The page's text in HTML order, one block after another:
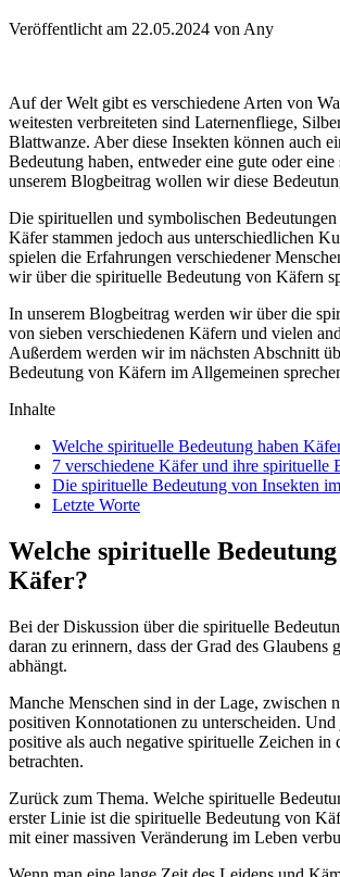
Veröffentlicht am 22.05.2024 von Any
Auf der Welt gibt es verschiedene Arten von
weitesten verbreiteten sind Laternenfliege,
Blattwanze. Aber diese Insekten können auch
Bedeutung haben, entweder eine gute oder eine
unserem Blogbeitrag wollen wir diese
Die spirituellen und symbolischen Bedeutungen
Käfer stammen jedoch aus unterschiedlichen
spielen die Erfahrungen verschiedener
wir über die spirituelle Bedeutung von Käfern
In unserem Blogbeitrag werden wir über die
von sieben verschiedenen Käfern und vielen
Außerdem werden wir im nächsten Abschnitt
Bedeutung von Käfern im Allgemeinen
Inhalte
Welche spirituelle Bedeutung haben
7 verschiedene Käfer und ihre spirituelle
Die spirituelle Bedeutung von Insekten
Letzte Worte
Welche spirituelle Bedeutung
Käfer?
Bei der Diskussion über die spirituelle
daran zu erinnern, dass der Grad des Glaubens
abhängt.
Manche Menschen sind in der Lage, zwischen
positiven Konnotationen zu unterscheiden.
positive als auch negative spirituelle Zeichen in
betrachten.
Zurück zum Thema. Welche spirituelle
erster Linie ist die spirituelle Bedeutung von
mit einer massiven Veränderung im Leben